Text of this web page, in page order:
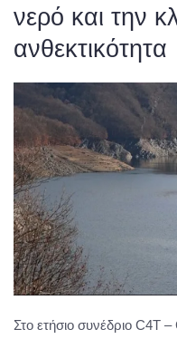
νερό και την
ανθεκτικότητα
Στο ετήσιο συνέδριο C4T